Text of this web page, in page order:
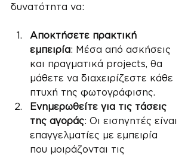
δυνατότητα να:
Αποκτήσετε πρακτική
εμπειρία: Μέσα από ασκήσεις
και πραγματικά projects, θα
μάθετε να διαχειρίζεστε κάθε
πτυχή της φωτογράφισης.
Ενημερωθείτε για τις τάσεις
της αγοράς: Οι εισηγητές είναι
επαγγελματίες με εμπειρία
που μοιράζονται τις